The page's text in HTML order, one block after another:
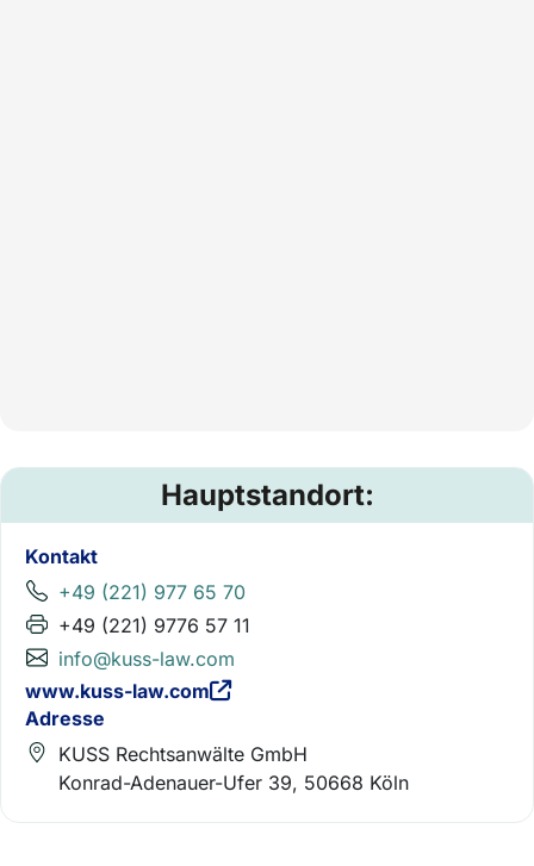
Hauptstandort:
Kontakt
+49 (221) 977 65 70
+49 (221) 9776 57 11
info@kuss-law.com
www.kuss-law.com
Adresse
KUSS Rechtsanwälte GmbH
Konrad-Adenauer-Ufer 39, 50668 Köln